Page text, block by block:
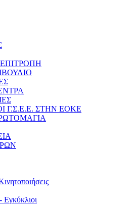
Γ.Σ.Ε.Ε. ΣΤΗΝ ΕΟΚΕ
Εγκύκλιοι